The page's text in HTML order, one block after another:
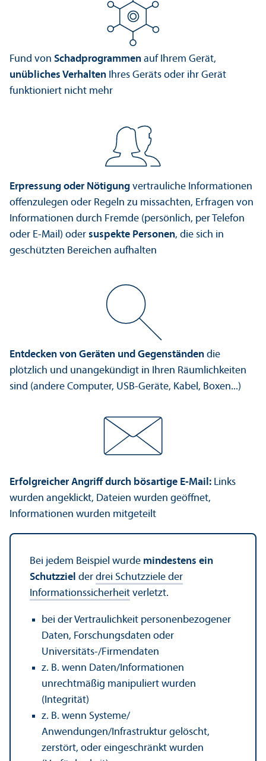
Fund von Schad­programmen auf Ihrem Gerät,
unübliches Verhalten Ihres Geräts oder ihr Gerät
funktioniert nicht mehr
Erpressung oder Nötigung vertrauliche Informationen
offenzulegen oder Regeln zu missachten, Erfragen von
Informationen durch Fremde (persönlich, per Telefon
oder E-Mail) oder suspekte Personen, die sich in
geschützten Bereichen aufhalten
Entdecken von Geräten und Gegenständen die
plötzlich und unangekündigt in Ihren Räumlichkeiten
sind (andere Computer, USB-Geräte, Kabel, Boxen...)
Erfolgreicher Angriff durch bösartige E-Mail: Links
wurden angeklickt, Dateien wurden geöffnet,
Informationen wurden mitgeteilt
Bei jedem Beispiel wurde mindestens ein
Schutz­ziel der drei Schutz­ziele der
Informations­sicherheit verletzt.
bei der Vertraulichkeit personenbezogener
Daten, Forschungs­daten oder
Universitäts-/Firmendaten
z. B. wenn Daten/Informationen
unrechtmäßig manipuliert wurden
(Integrität)
z. B. wenn Systeme/
Anwendungen/Infrastruktur gelöscht,
zerstört, oder eingeschränkt wurden